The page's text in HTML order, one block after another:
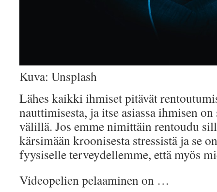
Kuva: Unsplash
Lähes kaikki ihmiset pitävät
nauttimisesta, ja itse asiassa ihmisen
välillä. Jos emme nimittäin rentoudu
kärsimään kroonisesta stressistä ja se
fyysiselle terveydellemme, että myös
Videopelien pelaaminen on …